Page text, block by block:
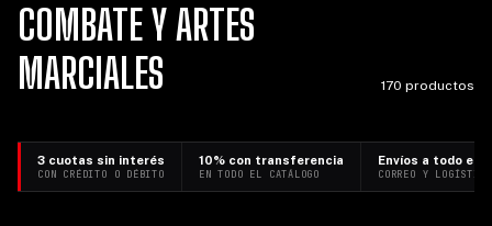
COMBATE Y ARTES
MARCIALES
170 productos
3 cuotas sin interés
CON CRÉDITO O DÉBITO
10% con transferencia
EN TODO EL CATÁLOGO
Envíos a todo el
CORREO Y